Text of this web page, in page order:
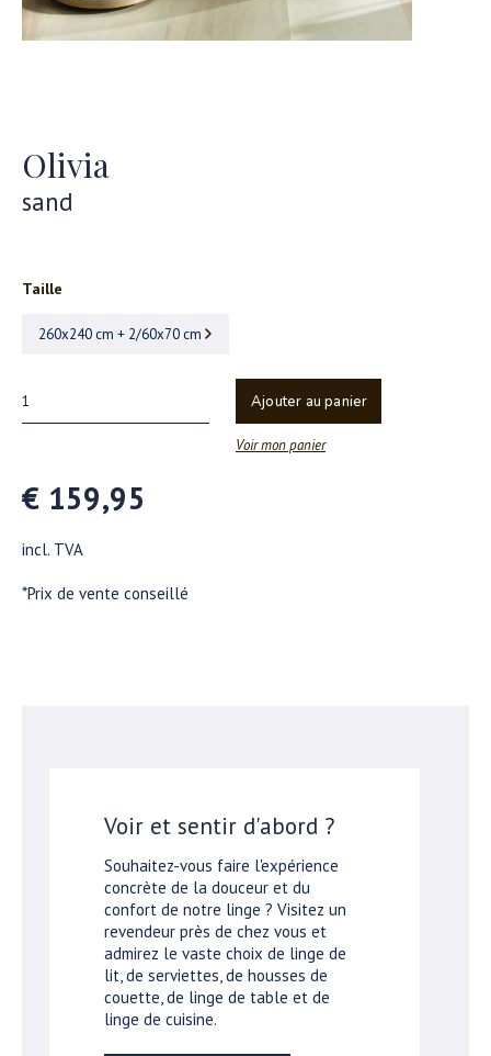
Olivia
sand
Taille
260x240 cm + 2/60x70 cm
Ajouter au panier
Voir mon panier
€ 159,95
incl. TVA
*Prix de vente conseillé
Voir et sentir d'abord ?
Souhaitez-vous faire l'expérience
concrète de la douceur et du
confort de notre linge ? Visitez un
revendeur près de chez vous et
admirez le vaste choix de linge de
lit, de serviettes, de housses de
couette, de linge de table et de
linge de cuisine.